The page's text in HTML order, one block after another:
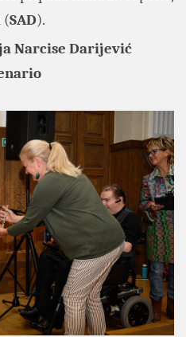
(SAD).
Narcise Darijević